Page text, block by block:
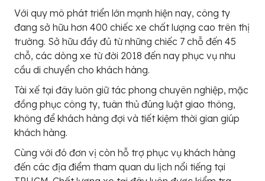
Với quy mô phát triển lớn mạnh hiện nay, công ty
đang sở hữu hơn 400 chiếc xe chất lượng cao trên thị
trường. Sở hữu đầy đủ từ những chiếc 7 chỗ đến 45
chỗ, các dòng xe từ đời 2018 đến nay phục vụ nhu
cầu di chuyển cho khách hàng.
Tài xế tại đây luôn giữ tác phong chuyên nghiệp, mặc
đồng phục công ty, tuân thủ đúng luật giao thông,
không để khách hàng đợi và tiết kiệm thời gian giúp
khách hàng.
Cùng với đó đơn vị còn hỗ trợ phục vụ khách hàng
đến các địa điểm tham quan du lịch nổi tiếng tại